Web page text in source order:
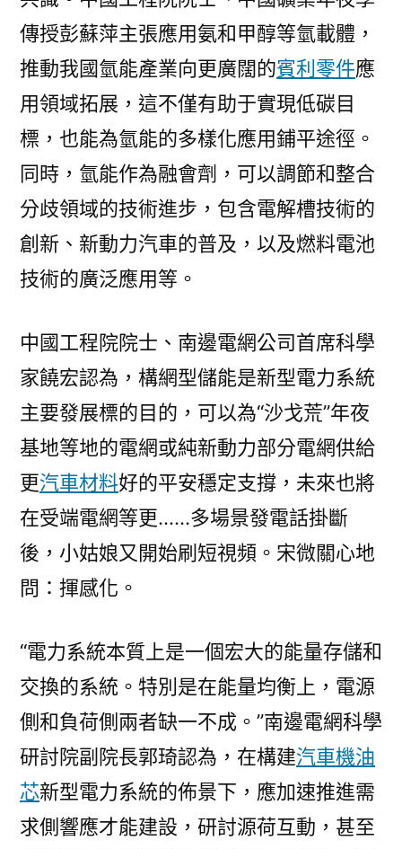
傳授彭蘇萍主張應用氨和甲醇等氫載體，
推動我國氫能產業向更廣闊的賓利零件應
用領域拓展，這不僅有助于實現低碳目
標，也能為氫能的多樣化應用鋪平途徑。
同時，氫能作為融會劑，可以調節和整合
分歧領域的技術進步，包含電解槽技術的
創新、新動力汽車的普及，以及燃料電池
技術的廣泛應用等。
中國工程院院士、南邊電網公司首席科學
家饒宏認為，構網型儲能是新型電力系統
主要發展標的目的，可以為“沙戈荒”年夜
基地等地的電網或純新動力部分電網供給
更汽車材料好的平安穩定支撐，未來也將
在受端電網等更……多場景發電話掛斷
後，小姑娘又開始刷短視頻。宋微關心地
問：揮感化。
“電力系統本質上是一個宏大的能量存儲和
交換的系統。特別是在能量均衡上，電源
側和負荷側兩者缺一不成。”南邊電網科學
研討院副院長郭琦認為，在構建汽車機油
芯新型電力系統的佈景下，應加速推進需
求側響應才能建設，研討源荷互動，甚至